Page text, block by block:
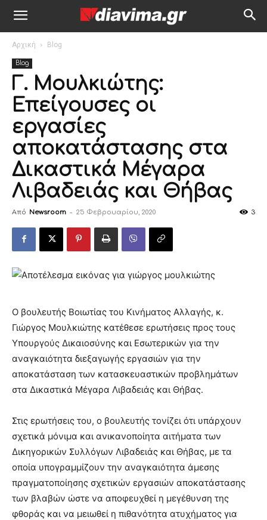
Αρχική Blog
Blog
Γ. Μουλκιώτης:
Επείγουσες οι
εργασίες
αποκατάστασης στα
Δικαστικά Μέγαρα
Λιβαδειάς και Θήβας
Από Newsroom - 25 Φεβρουαρίου, 2020 3
O βουλευτής Βοιωτίας του Κινήματος Αλλαγής, κ.
Γιώργος Μουλκιώτης κατέθεσε ερωτήσεις προς τους
Υπουργούς Δικαιοσύνης και Εσωτερικών για την
αναγκαιότητα διεξαγωγής εργασιών για την
αποκατάσταση των κατασκευαστικών προβλημάτων
στα Δικαστικά Μέγαρα Λιβαδειάς και Θήβας.
Στις ερωτήσεις του, ο βουλευτής τονίζει ότι υπάρχουν
σχετικά μόνιμα και ανικανοποίητα αιτήματα των
Δικηγορικών Συλλόγων Λιβαδειάς και Θήβας, με τα
οποία υπογραμμίζουν την αναγκαιότητα άμεσης
πραγματοποίησης σχετικών εργασιών αποκατάστασης
των βλαβών ώστε να αποφευχθεί η μεγέθυνση της
φθοράς και να μειωθεί η πιθανότητα ατυχήματος για